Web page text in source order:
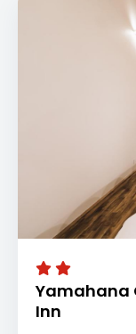
Yamahana
Inn